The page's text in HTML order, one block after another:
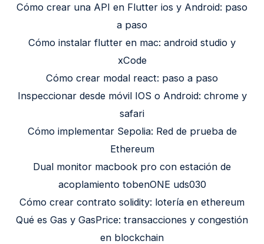
Cómo crear una API en Flutter ios y Android: paso
a paso
Cómo instalar flutter en mac: android studio y
xCode
Cómo crear modal react: paso a paso
Inspeccionar desde móvil IOS o Android: chrome y
safari
Cómo implementar Sepolia: Red de prueba de
Ethereum
Dual monitor macbook pro con estación de
acoplamiento tobenONE uds030
Cómo crear contrato solidity: lotería en ethereum
Qué es Gas y GasPrice: transacciones y congestión
en blockchain